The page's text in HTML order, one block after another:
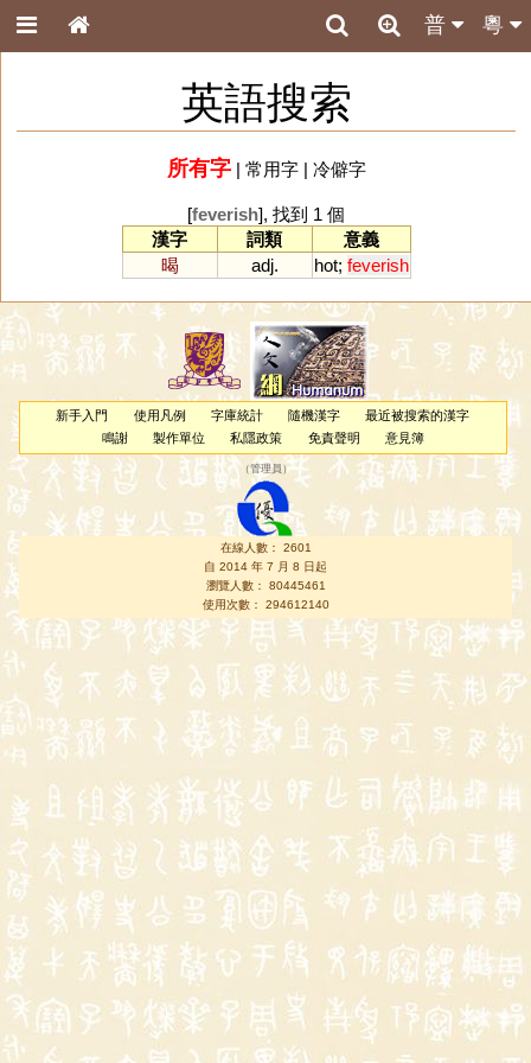
粵
普
英語搜索
所有字| 常用字| 冷僻字
[feverish], 找到 1 個
漢字
詞類
意義
暍
adj. hot; feverish
新手入門 使用凡例 字庫統計 隨機漢字
最近被搜索的漢字
鳴謝
製作單位 私隱政策 免責聲明 意見簿
（管理員 ）
在線人數： 2601
自 2014 年 7 月 8 日起
瀏覽人數： 80445461
使用次數： 294612140